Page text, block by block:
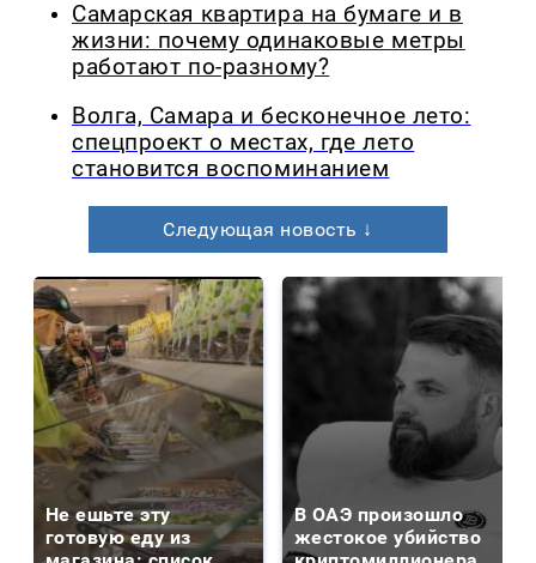
Самарская квартира на бумаге и в
жизни: почему одинаковые метры
работают по-разному?
Волга, Самара и бесконечное лето:
спецпроект о местах, где лето
становится воспоминанием
Следующая новость ↓
Не ешьте эту
готовую еду из
В ОАЭ произошло
жестокое убийство